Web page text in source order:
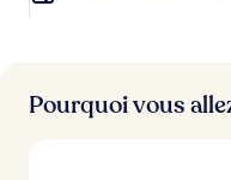
Pourquoi vous